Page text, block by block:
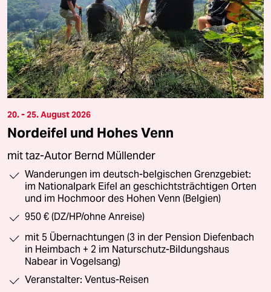
20. - 25. August 2026
Nordeifel und Hohes Venn
mit taz-Autor Bernd Müllender
Wanderungen im deutsch-belgischen Grenzgebiet:
im Nationalpark Eifel an geschichtsträchtigen Orten
und im Hochmoor des Hohen Venn (Belgien)
950 € (DZ/HP/ohne Anreise)
mit 5 Übernachtungen (3 in der Pension Diefenbach
in Heimbach + 2 im Naturschutz-Bildungshaus
Nabear in Vogelsang)
Veranstalter: Ventus-Reisen